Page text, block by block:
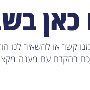
כאן
קשר או להשאיר לנו
בהקדם עם מענה